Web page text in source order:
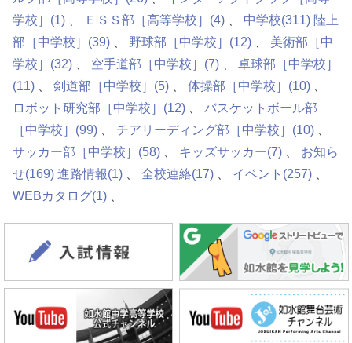
学校］ (1) ＥＳＳ部［高等学校］ (4) 中学校(311) 陸上
部［中学校］ (39) 野球部［中学校］ (12)
美術部［中
学校］ (32) 空手道部［中学校］ (7)
卓球部［中学校］
(11)
剣道部［中学校］ (5) 体操部［中学校］ (10)
ロボット研究部［中学校］ (12)
バスケットボール部
［中学校］ (99) チアリーディング部［中学校］ (10)
サッカー部［中学校］ (58) キッズサッカー(7)
お知ら
せ(169) 進路情報(1) 全校連絡(17) イベント (257)
WEBカタログ(1)